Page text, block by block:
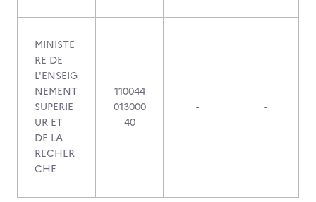
MINISTE
RE DE
L'ENSEIG
NEMENT
SUPERIE
UR ET
DE LA
RECHER
CHE
110044
013000
40
- -